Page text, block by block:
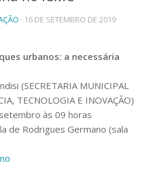
em Rede
· 16 DE SETEMBRO DE 2019
urbanos: a necessária
(SECRETARIA MUNICIPAL
TECNOLOGIA E INOVAÇÃO)
às 09 horas
de Rodrigues Germano (sala